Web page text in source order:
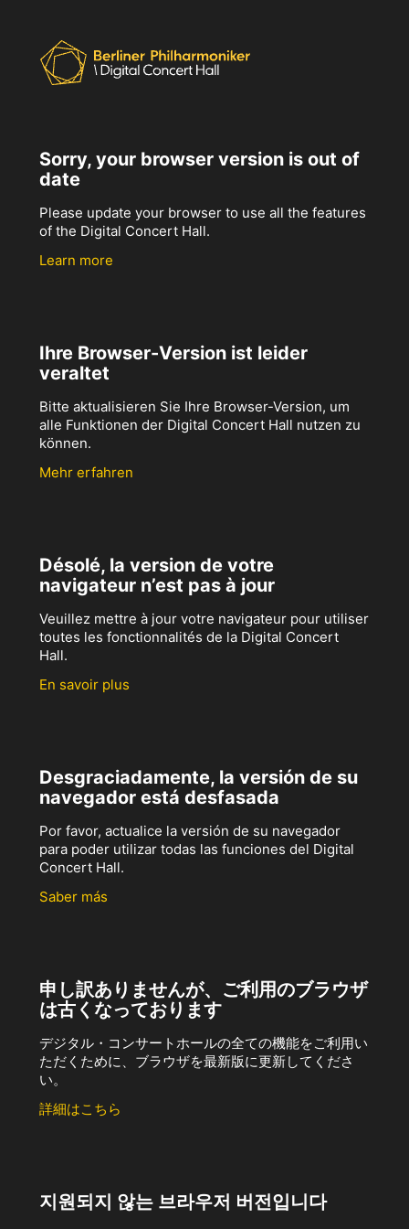
Sorry, your browser version is out of
date
Please update your browser to use all the features
of the Digital Concert Hall.
Learn more
Ihre Browser-Version ist leider
veraltet
Bitte aktualisieren Sie Ihre Browser-Version, um
alle Funktionen der Digital Concert Hall nutzen zu
können.
Mehr erfahren
Désolé, la version de votre
navigateur n’est pas à jour
Veuillez mettre à jour votre navigateur pour utiliser
toutes les fonctionnalités de la Digital Concert
Hall.
En savoir plus
Desgraciadamente, la versión de su
navegador está desfasada
Por favor, actualice la versión de su navegador
para poder utilizar todas las funciones del Digital
Concert Hall.
Saber más
申し訳ありませんが、ご利用のブラウザ
は古くなっております
デジタル・コンサートホールの全ての機能をご利用い
ただくために、ブラウザを最新版に更新してくださ
い。
詳細はこちら
지원되지 않는 브라우저 버전입니다